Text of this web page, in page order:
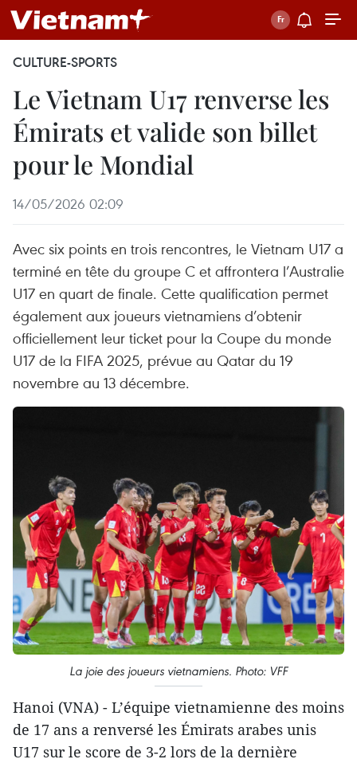
CULTURE-SPORTS
Le Vietnam U17 renverse les
Émirats et valide son billet
pour le Mondial
14/05/2026 02:09
Avec six points en trois rencontres, le Vietnam U17 a
terminé en tête du groupe C et affrontera l’Australie
U17 en quart de finale. Cette qualification permet
également aux joueurs vietnamiens d’obtenir
officiellement leur ticket pour la Coupe du monde
U17 de la FIFA 2025, prévue au Qatar du 19
novembre au 13 décembre.
La joie des joueurs vietnamiens. Photo: VFF
Hanoi (VNA) - L’équipe vietnamienne des moins
de 17 ans a renversé les Émirats arabes unis
U17 sur le score de 3-2 lors de la dernière